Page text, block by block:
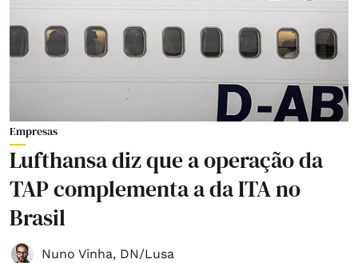
Empresas
Lufthansa diz que a operação da
TAP complementa a da ITA no
Brasil
Nuno Vinha, DN/Lusa